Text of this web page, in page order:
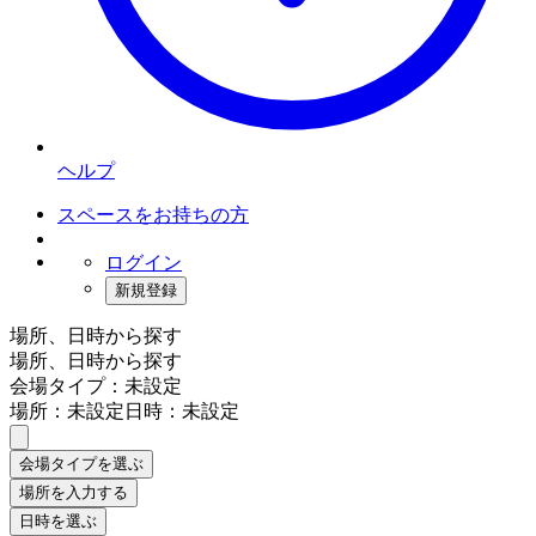
ヘルプ
スペースをお持ちの方
ログイン
新規登録
場所、日時から探す
場所、日時から探す
会場タイプ：未設定
場所：未設定日時：未設定
会場タイプを選ぶ
場所を入力する
日時を選ぶ